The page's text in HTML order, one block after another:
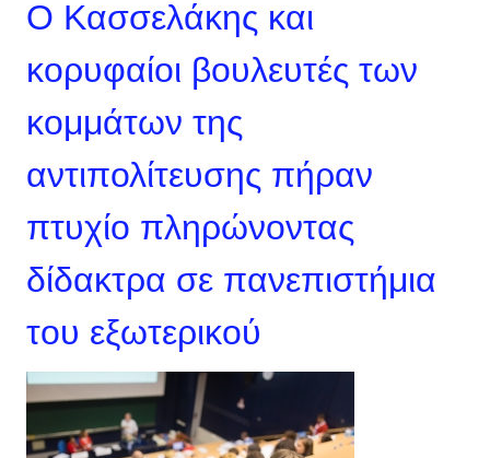
Ο Κασσελάκης και
κορυφαίοι βουλευτές των
κομμάτων της
αντιπολίτευσης πήραν
πτυχίο πληρώνοντας
δίδακτρα σε πανεπιστήμια
του εξωτερικού